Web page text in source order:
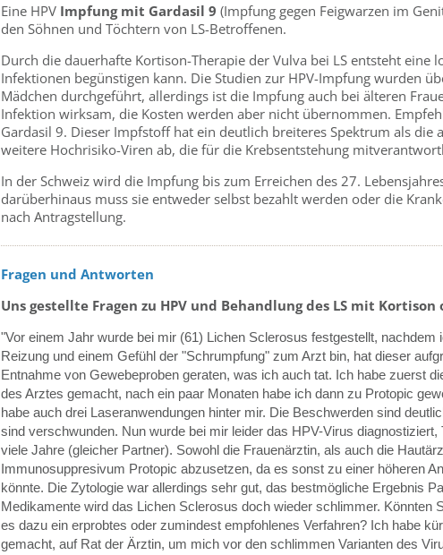
Eine HPV Impfung mit Gardasil 9 (Impfung gegen Feigwarzen im
den Söhnen und Töchtern von LS-Betroffenen.
Durch die dauerhafte Kortison-Therapie der Vulva bei LS entsteht eine
Infektionen begünstigen kann. Die Studien zur HPV-Impfung wurden
Mädchen durchgeführt, allerdings ist die Impfung auch bei älteren
Infektion wirksam, die Kosten werden aber nicht übernommen.
Gardasil 9. Dieser Impfstoff hat ein deutlich breiteres Spektrum als
weitere Hochrisiko-Viren ab, die für die Krebsentstehung
In der Schweiz wird die Impfung bis zum Erreichen des 27.
darüberhinaus muss sie entweder selbst bezahlt werden oder die
nach Antragstellung.
Fragen und Antworten
Uns gestellte Fragen zu HPV und Behandlung des LS mit
"Vor einem Jahr wurde bei mir (61) Lichen Sclerosus festgestellt, nachdem
Reizung und einem Gefühl der "Schrumpfung" zum Arzt bin, hat dieser
Entnahme von Gewebeproben geraten, was ich auch tat. Ich habe zuerst
des Arztes gemacht, nach ein paar Monaten habe ich dann zu Protopic
habe auch drei Laseranwendungen hinter mir. Die Beschwerden sind
sind verschwunden. Nun wurde bei mir leider das HPV-Virus
viele Jahre (gleicher Partner). Sowohl die Frauenärztin, als auch die
Immunosuppresivum Protopic abzusetzen, da es sonst zu einer höheren
könnte. Die Zytologie war allerdings sehr gut, das bestmögliche Ergebnis
Medikamente wird das Lichen Sclerosus doch wieder schlimmer. Könnten
es dazu ein erprobtes oder zumindest empfohlenes Verfahren? Ich habe
gemacht, auf Rat der Ärztin, um mich vor den schlimmen Varianten des